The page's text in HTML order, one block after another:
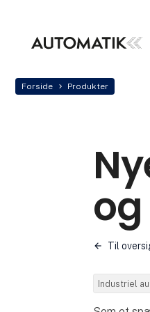
Forside Produkter
Til
Industriel